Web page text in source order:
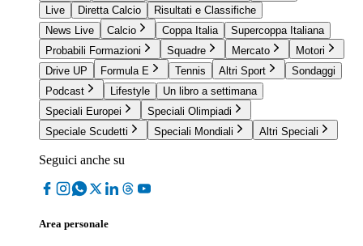
Live
Diretta Calcio
Risultati e Classifiche
News Live
Calcio Coppa Italia
Supercoppa Italiana
Probabili Formazioni
Squadre Mercato
Motori
Drive UP
Formula E Tennis Altri Sport
Sondaggi
Podcast
Lifestyle
Un libro a settimana
Speciali Europei
Speciali Olimpiadi
Speciale Scudetti
Speciali Mondiali Altri Speciali
Seguici anche su
Area personale